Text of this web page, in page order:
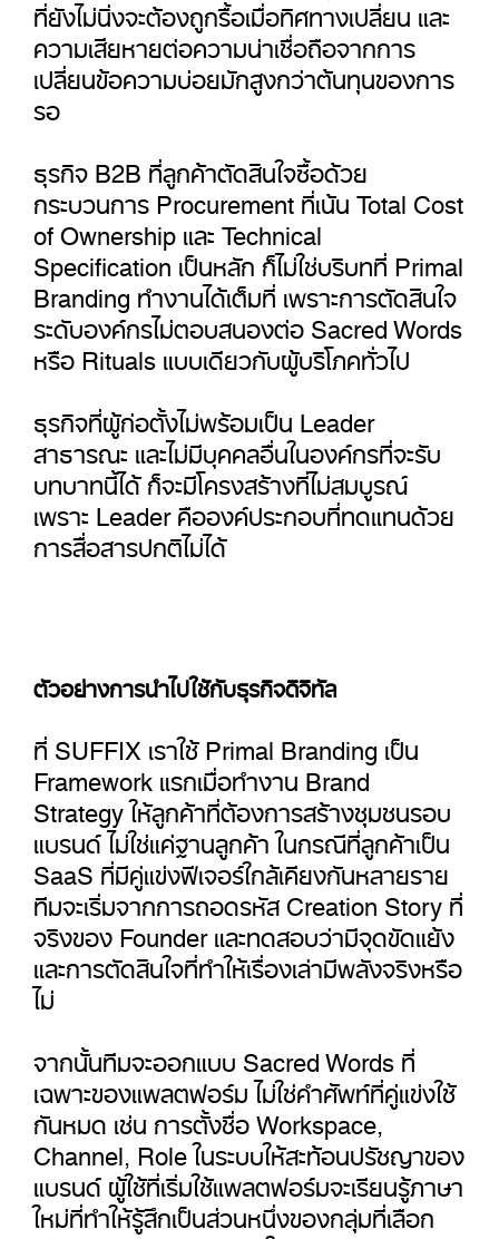
ที่ยังไม่นิ่งจะต้องถูกรื้อเมื่อทิศทางเปลี่ยน และ
ความเสียหายต่อความน่าเชื่อถือจากการ
เปลี่ยนข้อความบ่อยมักสูงกว่าต้นทุนของการ
รอ
ธุรกิจ B2B ที่ลูกค้าตัดสินใจซื้อด้วย
กระบวนการ Procurement ที่เน้น Total Cost
of Ownership และ Technical
Specification เป็นหลัก ก็ไม่ใช่บริบทที่ Primal
Branding ทำงานได้เต็มที่ เพราะการตัดสินใจ
ระดับองค์กรไม่ตอบสนองต่อ Sacred Words
หรือ Rituals แบบเดียวกับผู้บริโภคทั่วไป
ธุรกิจที่ผู้ก่อตั้งไม่พร้อมเป็น Leader
สาธารณะ และไม่มีบุคคลอื่นในองค์กรที่จะรับ
บทบาทนี้ได้ ก็จะมีโครงสร้างที่ไม่สมบูรณ์
เพราะ Leader คือองค์ประกอบที่ทดแทนด้วย
การสื่อสารปกติไม่ได้
ตัวอย่างการนำไปใช้กับธุรกิจดิจิทัล
ที่ SUFFIX เราใช้ Primal Branding เป็น
Framework แรกเมื่อทำงาน Brand
Strategy ให้ลูกค้าที่ต้องการสร้างชุมชนรอบ
แบรนด์ ไม่ใช่แค่ฐานลูกค้า ในกรณีที่ลูกค้าเป็น
SaaS ที่มีคู่แข่งฟีเจอร์ใกล้เคียงกันหลายราย
ทีมจะเริ่มจากการถอดรหัส Creation Story ที่
จริงของ Founder และทดสอบว่ามีจุดขัดแย้ง
และการตัดสินใจที่ทำให้เรื่องเล่ามีพลังจริงหรือ
ไม่
จากนั้นทีมจะออกแบบ Sacred Words ที่
เฉพาะของแพลตฟอร์ม ไม่ใช่คำศัพท์ที่คู่แข่งใช้
กันหมด เช่น การตั้งชื่อ Workspace,
Channel, Role ในระบบให้สะท้อนปรัชญาของ
แบรนด์ ผู้ใช้ที่เริ่มใช้แพลตฟอร์มจะเรียนรู้ภาษา
ใหม่ที่ทำให้รู้สึกเป็นส่วนหนึ่งของกลุ่มที่เลือก